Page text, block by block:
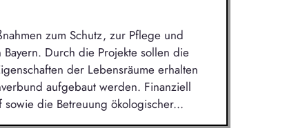
zum Schutz, zur Pflege und
Durch die Projekte sollen die
der Lebensräume erhalten
aufgebaut werden. Finanziell
die Betreuung ökologischer...